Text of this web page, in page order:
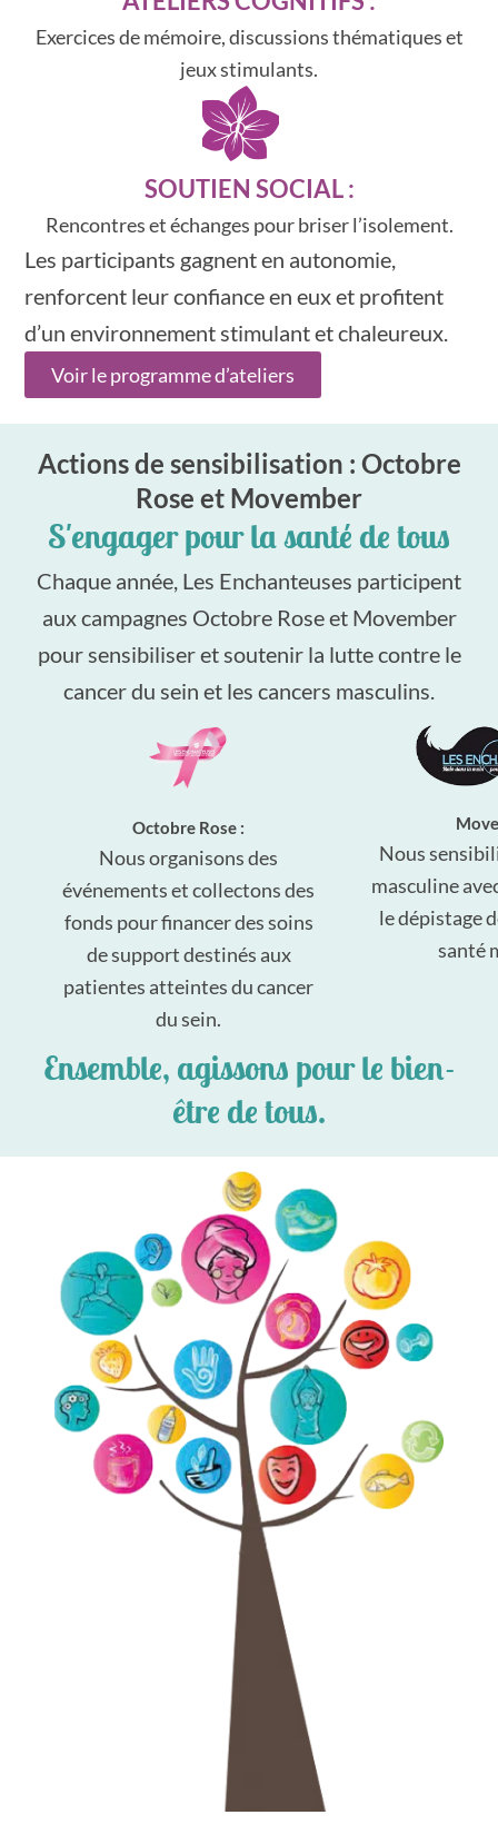
Exercices de mémoire, discussions thématiques et
jeux stimulants.
SOUTIEN SOCIAL :
Rencontres et échanges pour briser l’isolement.
Les participants gagnent en autonomie,
renforcent leur confiance en eux et profitent
d’un environnement stimulant et chaleureux.
Voir le programme d’ateliers
Actions de sensibilisation : Octobre
Rose et Movember
S'engager pour la santé de tous
Chaque année, Les Enchanteuses participent
aux campagnes Octobre Rose et Movember
pour sensibiliser et soutenir la lutte contre le
cancer du sein et les cancers masculins.
Octobre Rose :
Nous organisons des
événements et collectons des
fonds pour financer des soins
de support destinés aux
patientes atteintes du cancer
du sein.
Nous
masculine
le dépistage
santé
Ensemble, agissons pour le bien-
être de tous.